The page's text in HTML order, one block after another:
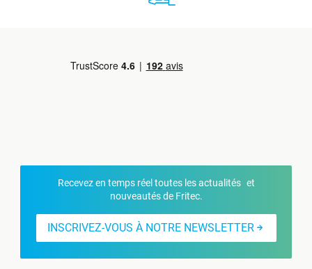
Recevez en temps réel toutes les actualités et
nouveautés de Fritec.
INSCRIVEZ-VOUS À NOTRE NEWSLETTER